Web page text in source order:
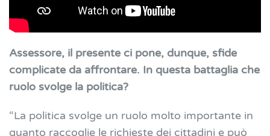
Assessore, il presente ci pone, dunque, sfide
complicate da affrontare. In questa battaglia che
ruolo svolge la politica?
“La politica svolge un ruolo molto importante in
quanto raccoglie le richieste dei cittadini e può